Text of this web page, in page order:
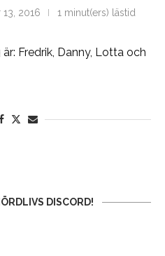
2016 1 minut(ers) lästid
Fredrik, Danny, Lotta och
DISCORD!